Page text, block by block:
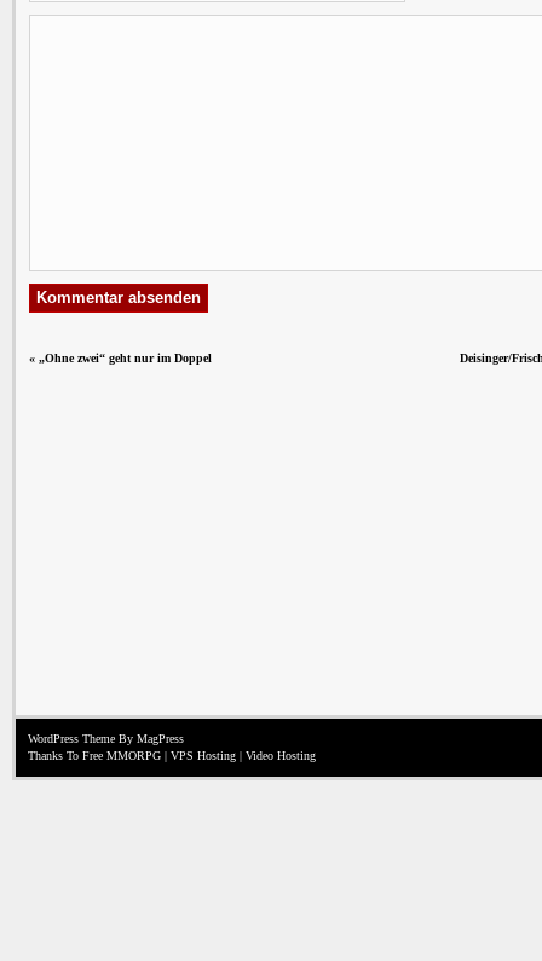
« „Ohne zwei“ geht nur im Doppel Deisinger/
WordPress Theme By MagPress
Thanks To Free MMORPG | VPS Hosting | Video Hosting